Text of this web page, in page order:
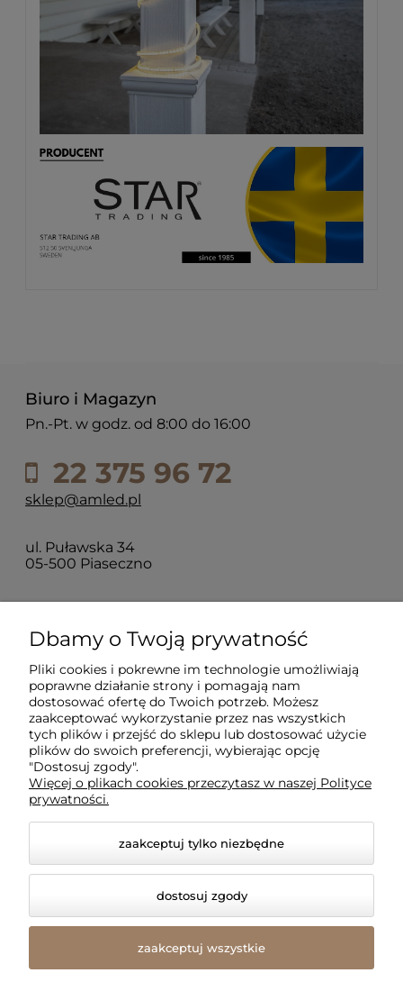
Biuro i Magazyn
Pn.-Pt. w godz. od 8:00 do 16:00
22 375 96 72
sklep@amled.pl
ul. Puławska 34
05-500 Piaseczno
Dla klientów
Informacje
O firmie
© 2026 amled.pl. Wszelkie prawa zastrzeżone.
internetowy Shoper Premium
Dbamy o Twoją prywatność
Pliki cookies i pokrewne im technologie umożliwiają
poprawne działanie strony i pomagają nam
dostosować ofertę do Twoich potrzeb. Możesz
zaakceptować wykorzystanie przez nas wszystkich
tych plików i przejść do sklepu lub dostosować użycie
plików do swoich preferencji, wybierając opcję
"Dostosuj zgody".
Więcej o plikach cookies przeczytasz w naszej Polityce
prywatności.
zaakceptuj tylko niezbędne
dostosuj zgody
zaakceptuj wszystkie